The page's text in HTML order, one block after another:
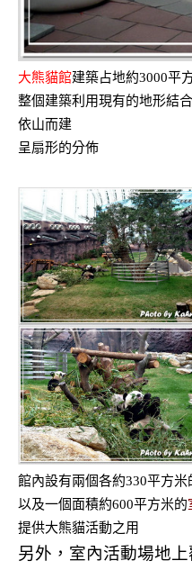
大熊貓館建築占地約3000平
整個建築利用現有的地形結
依山而建
呈扇形的分佈
館內設有兩個各約330平方米
以及一個面積約600平方米的
提供大熊貓活動之用
另外，室內活動場地